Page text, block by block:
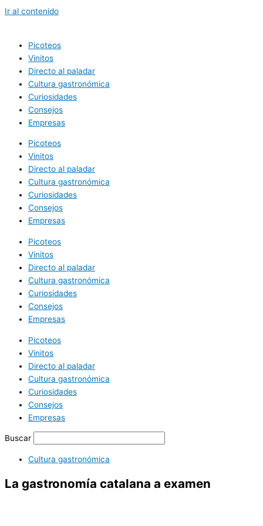
Ir al contenido
Picoteos
Vinitos
Directo al paladar
Cultura gastronómica
Curiosidades
Consejos
Empresas
Picoteos
Vinitos
Directo al paladar
Cultura gastronómica
Curiosidades
Consejos
Empresas
Picoteos
Vinitos
Directo al paladar
Cultura gastronómica
Curiosidades
Consejos
Empresas
Picoteos
Vinitos
Directo al paladar
Cultura gastronómica
Curiosidades
Consejos
Empresas
Buscar
Cultura gastronómica
La gastronomía catalana a examen